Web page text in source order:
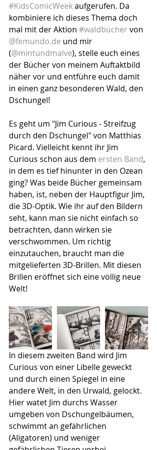
#KidsComicWeek aufgerufen. Da
kombiniere ich dieses Thema doch
mal mit der Aktion #waldbücher von
@femundo.de und mir
(@mintundmalve), stelle euch eines
der Bücher von meinem Auftaktbild
näher vor und entführe euch damit
in einen ganz besonderen Wald, den
Dschungel!
Es geht um "Jim Curious - Streifzug
durch den Dschungel" von Matthias
Picard. Vielleicht kennt ihr Jim
Curious schon aus dem ersten Band,
in dem es tief hinunter in den Ozean
ging? Was beide Bücher gemeinsam
haben, ist, neben der Hauptfigur Jim,
die 3D-Optik. Wie ihr auf den Bildern
seht, kann man sie nicht einfach so
betrachten, dann wirken sie
verschwommen. Um richtig
einzutauchen, braucht man die
mitgelieferten 3D-Brillen. Mit diesen
Brillen eröffnet sich eine völlig neue
Welt!
In diesem zweiten Band wird Jim
Curious von einer Libelle geweckt
und durch einen Spiegel in eine
andere Welt, in den Urwald, gelockt.
Hier watet Jim durchs Wasser
umgeben von Dschungelbäumen,
schwimmt an gefährlichen
(Aligatoren) und weniger